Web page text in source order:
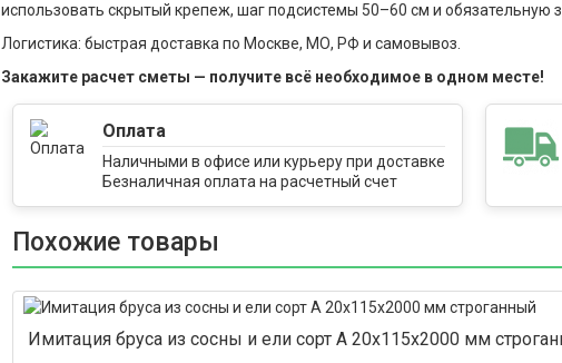
использовать скрытый крепеж, шаг подсистемы 50–60 см и обязательную
Логистика: быстрая доставка по Москве, МО, РФ и самовывоз.
Закажите расчет сметы — получите всё необходимое в одном месте!
Оплата
Наличными в офисе или курьеру при доставке
Безналичная оплата на расчетный счет
компании
Похожие товары
Имитация бруса из сосны и ели сорт А 20x115x2000 мм